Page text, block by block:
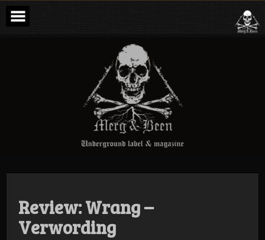
Skip
content
Merg & Been –
Underground
Label &
Magazine
Review: Wrang –
Verwording